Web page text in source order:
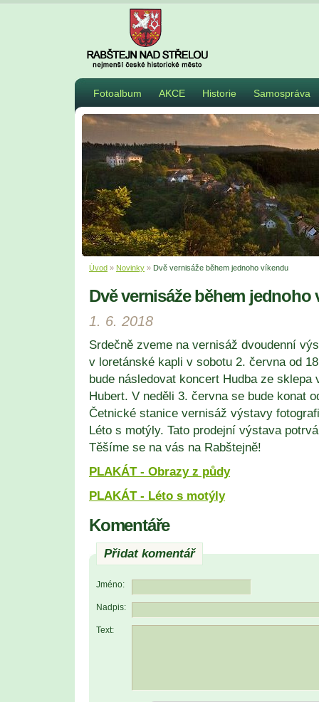
Fotoalbum AKCE Historie Samospráva
Úvod » Novinky » Dvě vernisáže během jednoho víkendu
Dvě vernisáže během jednoho
1. 6. 2018
Srdečně zveme na vernisáž dvoudenní
v loretánské kapli v sobotu 2. června od
bude následovat koncert Hudba ze sklepa
Hubert. V neděli 3. června se bude konat
Četnické stanice vernisáž výstavy
Léto s motýly. Tato prodejní výstava
Těšíme se na vás na Rabštejně!
PLAKÁT - Obrazy z půdy
PLAKÁT - Léto s motýly
Komentáře
Přidat komentář
Jméno:
Nadpis:
Text: